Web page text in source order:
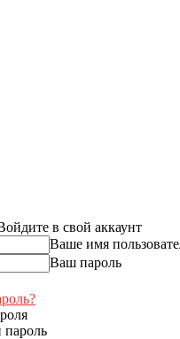
в свой аккаунт
Ваше имя
Ваш пароль
пароль